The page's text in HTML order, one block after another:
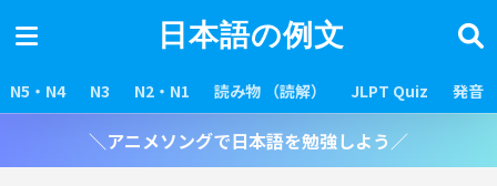
日本語の例文
N5・N4 N3 N2・N1 読み物 （読解） JLPT Quiz 発音
＼アニメソングで日本語を勉強しよう／